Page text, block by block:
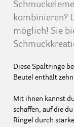
kombinieren?
möglich! Sie
Diese Spaltringe
Beutel enthält
Mit ihnen kannst
schaffen, auf die
Ringel durch